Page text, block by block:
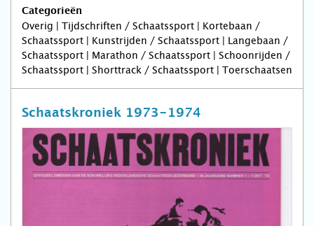
Categorieën
Overig | Tijdschriften / Schaatssport | Kortebaan /
Schaatssport | Kunstrijden / Schaatssport | Langebaan /
Schaatssport | Marathon / Schaatssport | Schoonrijden /
Schaatssport | Shorttrack / Schaatssport | Toerschaatsen
Schaatskroniek 1973-1974